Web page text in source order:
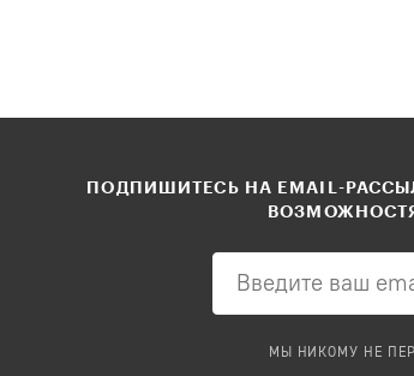
ПОДПИШИТЕСЬ НА EMAIL-
МЫ НИКОМУ НЕ